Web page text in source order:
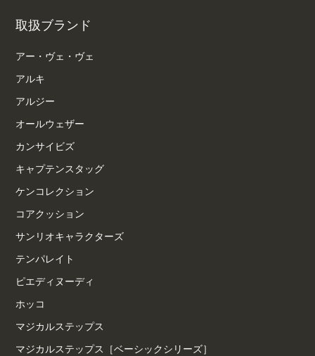
取扱ブランド
アー・ヴェ・ヴェ
アルキ
アルジー
オールウェザー
カンサイビズ
キャプテンスタッグ
ケンコレクション
コアクッション
サンリオキャラクターズ
テンパレイト
ピエディヌーディ
ホッコ
マジカルステップス
マジカルステップス［ベーシックシリーズ］